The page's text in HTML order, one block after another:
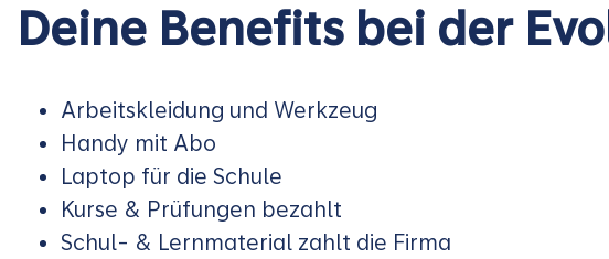
Deine Benefits bei der
Arbeitskleidung und Werkzeug
Handy mit Abo
Laptop für die Schule
Kurse & Prüfungen bezahlt
Schul- & Lernmaterial zahlt die Firma